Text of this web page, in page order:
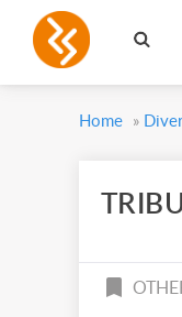
Home »